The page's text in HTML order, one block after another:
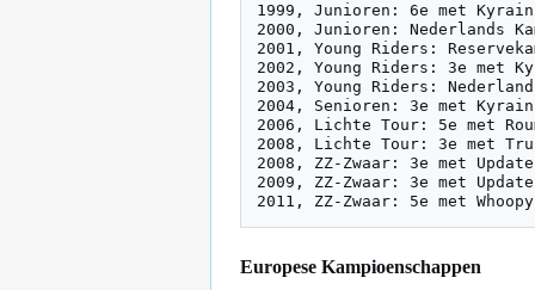
1999, Junioren: 6e met Kyrain
2000, Junioren: Nederlands
2001, Young Riders:
2002, Young Riders: 3e met
2003, Young Riders:
2004, Senioren: 3e met Kyrain
2006, Lichte Tour: 5e met
2008, Lichte Tour: 3e met
2008, ZZ-Zwaar: 3e met Update
2009, ZZ-Zwaar: 3e met Update
Europese Kampioenschappen